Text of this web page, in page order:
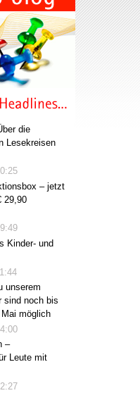
die
Lesekreisen
– jetzt
29,90
Kinder- und
unserem
sind noch bis
möglich
–
Leute mit